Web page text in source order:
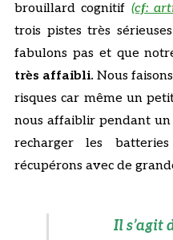
brouillard cognitif (cf:
trois pistes très
fabulons pas et que
très affaibli. Nous
risques car même un
nous affaiblir pendant
recharger les
récupérons avec de
Il s’agit